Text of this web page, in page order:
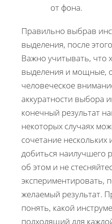
от фона.
Правильно выбрав
выделения, после
Важно учитывать, что
выделения и мощные,
человеческое
аккуратности выбора
конечный результат
некоторых случаях
сочетание
добиться наилучшего
об этом и не
экспериментировать,
желаемый результат.
понять, какой
подходящий для